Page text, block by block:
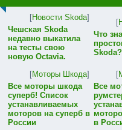
[Новости Skoda]
Чешская Skoda
недавно выкатила
на тесты свою
новую Octavia.
[
Что
Skoda?
[Моторы Шкода]
Все моторы шкода
суперб! Список
устанавливаемых
моторов на суперб в
России
[
Все
в